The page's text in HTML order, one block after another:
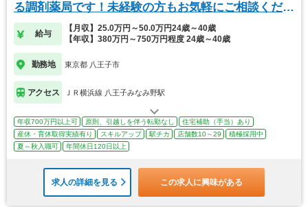
る調剤薬局です！未経験の方もお気軽にご相談くださ
い♪
給与
【月収】25.0万円～50.0万円24歳～40歳
【年収】380万円～750万円程度 24歳～40歳
勤務地 東京都 八王子市
アクセス ＪＲ横浜線 八王子みなみ野駅
年収700万円以上可 原則、引越しを伴う転勤なし
住宅補助（手当）あり
産休・育休取得実績有り
スキルアップ 駅チカ 店舗数10～29
積極採用中
夏～秋入職可
年間休日120日以上
求人の詳細を見る この求人に興味がある